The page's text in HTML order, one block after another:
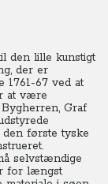
den lille kunstigt
der er
1761-67 ved at
at være
Graf
første tyske
selvstændige
for længst